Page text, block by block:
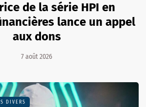
de la série HPI en
lance un appel
aux dons
7 août 2026
DIVERS